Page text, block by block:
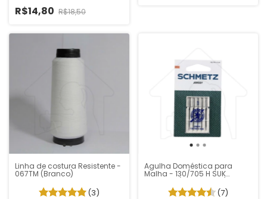
R$14,80 R$18,50
Linha de costura Resistente -
067TM (Branco)
(3)
Agulha Doméstica para
Malha - 130/705 H SUK
(7)